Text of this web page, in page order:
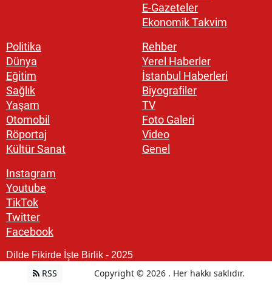
E-Gazeteler
Ekonomik Takvim
Politika
Dünya
Eğitim
Sağlık
Yaşam
Otomobil
Röportaj
Kültür Sanat
Rehber
Yerel Haberler
İstanbul Haberleri
Biyografiler
TV
Foto Galeri
Video
Genel
Instagram
Youtube
TikTok
Twitter
Facebook
Dilde Fikirde İşte Birlik - 2025
RSS Copyright © 2026 . Her hakkı saklıdır.